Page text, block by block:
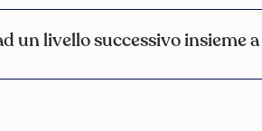
un livello successivo insieme